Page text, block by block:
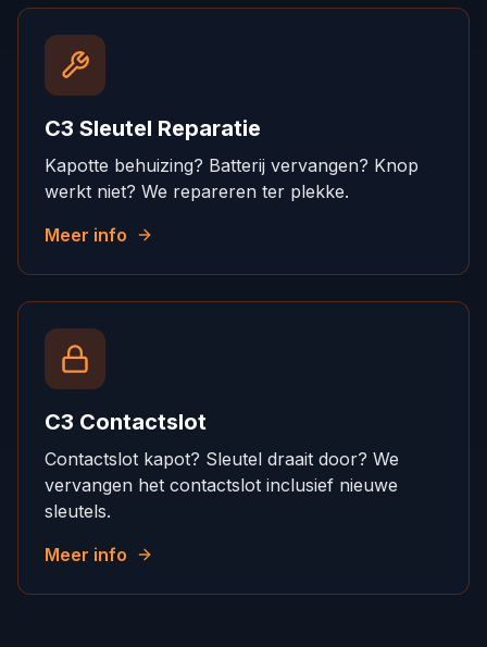
C3 Sleutel Reparatie
Kapotte behuizing? Batterij vervangen? Knop
werkt niet? We repareren ter plekke.
Meer info
C3 Contactslot
Contactslot kapot? Sleutel draait door? We
vervangen het contactslot inclusief nieuwe
sleutels.
Meer info